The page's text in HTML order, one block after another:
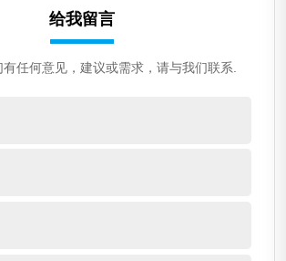
给我留言
任何意见，建议或需求，请与我们联系.